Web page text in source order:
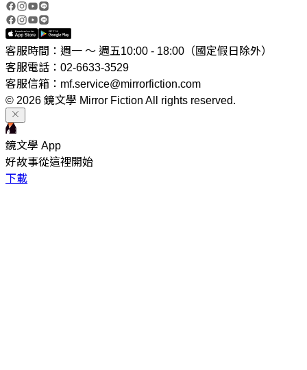
客服時間：週一 ～ 週五10:00 - 18:00（國定假日除外）
客服電話：02-6633-3529
客服信箱：mf.service@mirrorfiction.com
© 2026 鏡文學 Mirror Fiction All rights reserved.
鏡文學 App
好故事從這裡開始
下載